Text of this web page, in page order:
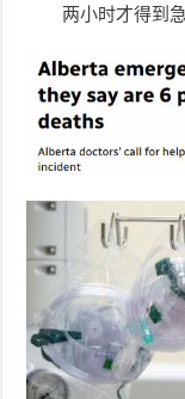
两小时才得到急